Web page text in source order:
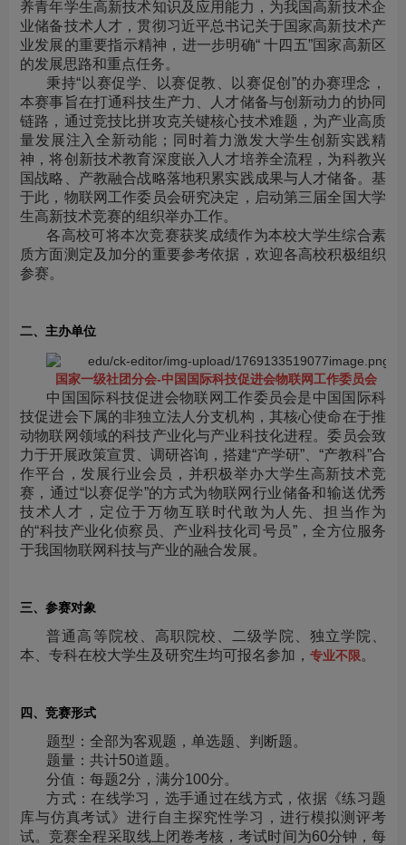
养青年学生高新技术知识及应用能力，为我国高新技术企
业储备技术人才，贯彻习近平总书记关于国家高新技术产
业发展的重要指示精神，进一步明确“ 十四五”国家高新区
的发展思路和重点任务。
秉持“以赛促学、以赛促教、以赛促创”的办赛理念，
本赛事旨在打通科技生产力、人才储备与创新动力的协同
链路，通过竞技比拼攻克关键核心技术难题，为产业高质
量发展注入全新动能；同时着力激发大学生创新实践精
神，将创新技术教育深度嵌入人才培养全流程，为科教兴
国战略、产教融合战略落地积累实践成果与人才储备。基
于此，物联网工作委员会研究决定，启动第三届全国大学
生高新技术竞赛的组织举办工作。
各高校可将本次竞赛获奖成绩作为本校大学生综合素
质方面测定及加分的重要参考依据，欢迎各高校积极组织
参赛。
二、主办单位
国家一级社团分会-中国国际科技促进会物联网工作委员会
中国国际科技促进会物联网工作委员会是中国国际科
技促进会下属的非独立法人分支机构，其核心使命在于推
动物联网领域的科技产业化与产业科技化进程。委员会致
力于开展政策宣贯、调研咨询，搭建“产学研”、“产教科”合
作平台，发展行业会员，并积极举办大学生高新技术竞
赛，通过“以赛促学”的方式为物联网行业储备和输送优秀
技术人才，定位于万物互联时代敢为人先、担当作为
的“科技产业化侦察员、产业科技化司号员”，全方位服务
于我国物联网科技与产业的融合发展。
三、参赛对象
普通高等院校、高职院校、二级学院、独立学院、
本、专科在校大学生及研究生均可报名参加， 专业不限。
四、竞赛形式
题型：全部为客观题，单选题、判断题。
题量：共计50道题。
分值：每题2分，满分100分。
方式：在线学习，选手通过在线方式，依据《练习题
库与仿真考试》进行自主探究性学习，进行模拟测评考
试。竞赛全程采取线上闭卷考核，考试时间为60分钟，每